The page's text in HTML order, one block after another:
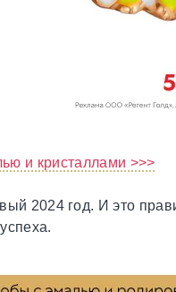
и кристаллами >>>
2024 год. И это